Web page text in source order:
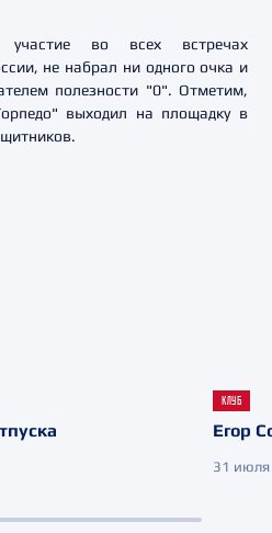
во всех встречах
не набрал ни одного очка и
полезности "0". Отметим,
выходил на площадку в
КЛУБ
Егор
31 июля